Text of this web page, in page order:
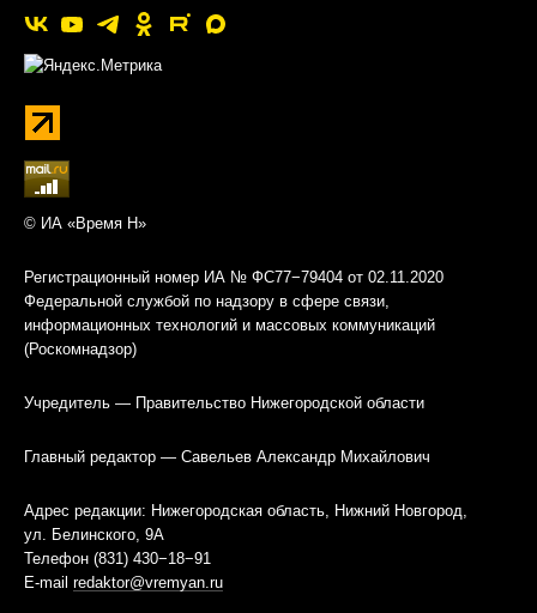
© ИА «Время Н»
Регистрационный номер ИА № ФС77−79404 от 02.11.2020
Федеральной службой по надзору в сфере связи,
информационных технологий и массовых коммуникаций
(Роскомнадзор)
Учредитель — Правительство Нижегородской области
Главный редактор — Савельев Александр Михайлович
Адрес редакции: Нижегородская область, Нижний Новгород,
ул. Белинского, 9А
Телефон (831) 430−18−91
E-mail redaktor@vremyan.ru